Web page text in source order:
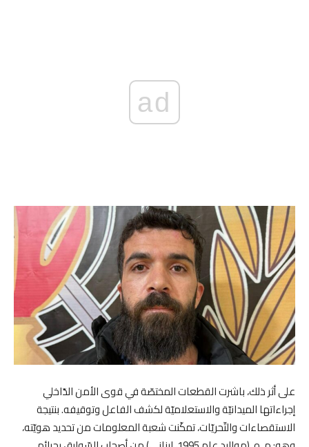
ad
على أثر ذلك، باشرت القطعات المختصّة في قوى الأمن الدّاخلي
إجراءاتها الميدانيّة والاستعلاميّة لكشف الفاعل وتوقيفه. بنتيجة
الاستقصاءات والتّحريّات، تمكّنت شعبة المعلومات من تحديد هويّته،